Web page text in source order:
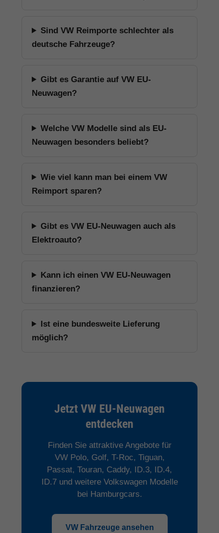
Sind VW Reimporte schlechter als
deutsche Fahrzeuge?
Gibt es Garantie auf VW EU-
Neuwagen?
Welche VW Modelle sind als EU-
Neuwagen besonders beliebt?
Wie viel kann man bei einem VW
Reimport sparen?
Gibt es VW EU-Neuwagen auch als
Elektroauto?
Kann ich einen VW EU-Neuwagen
finanzieren?
Ist eine bundesweite Lieferung
möglich?
Jetzt VW EU-Neuwagen
entdecken
Finden Sie attraktive Angebote für
VW Polo, Golf, T-Roc, Tiguan,
Passat, Touran, Caddy, ID.3, ID.4,
ID.7 und weitere Volkswagen Modelle
bei Hamburgcars.
VW Fahrzeuge ansehen